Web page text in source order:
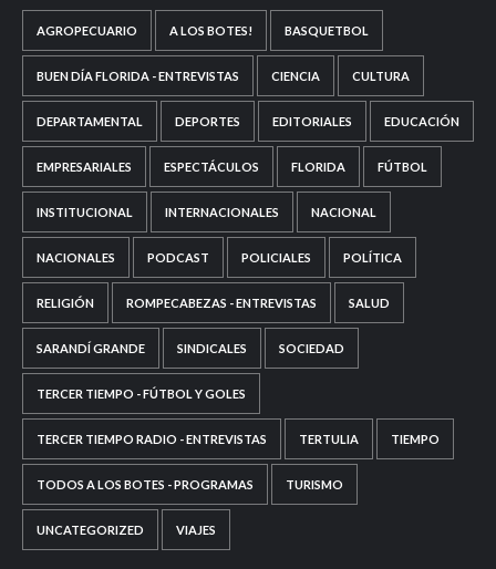
AGROPECUARIO A LOS BOTES! BASQUETBOL
BUEN DÍA FLORIDA - ENTREVISTAS CIENCIA CULTURA
DEPARTAMENTAL DEPORTES EDITORIALES EDUCACIÓN
EMPRESARIALES ESPECTÁCULOS FLORIDA FÚTBOL
INSTITUCIONAL INTERNACIONALES NACIONAL
NACIONALES PODCAST POLICIALES POLÍTICA
RELIGIÓN ROMPECABEZAS - ENTREVISTAS SALUD
SARANDÍ GRANDE SINDICALES SOCIEDAD
TERCER TIEMPO - FÚTBOL Y GOLES
TERCER TIEMPO RADIO - ENTREVISTAS TERTULIA TIEMPO
TODOS A LOS BOTES - PROGRAMAS TURISMO
UNCATEGORIZED VIAJES